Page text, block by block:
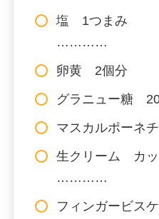
塩 1つまみ
…………
卵黄 2個分
グラニュー糖
マスカルポーネ
生クリーム カ
…………
フィンガービス